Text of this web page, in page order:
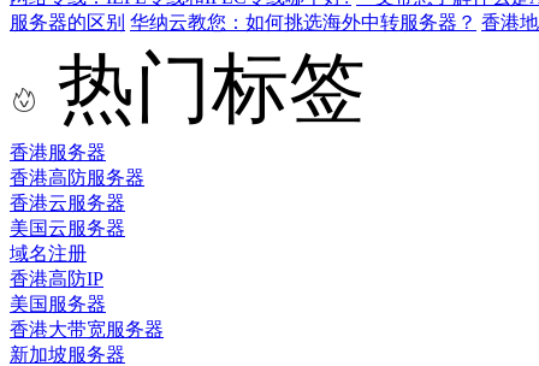
服务器的区别 华纳云教您：如何挑选海外中转服务器？ 香港
热门标签
香港服务器
香港高防服务器
香港云服务器
美国云服务器
域名注册
香港高防IP
美国服务器
香港大带宽服务器
新加坡服务器